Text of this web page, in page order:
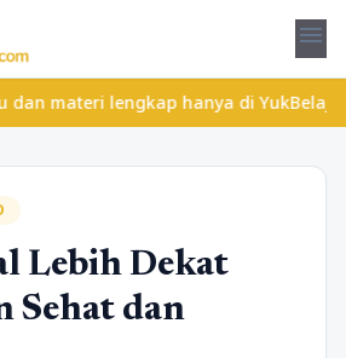
menu
lengkap hanya di
Lebih Dekat
Sehat dan